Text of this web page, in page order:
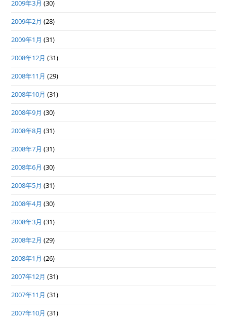
2009年3月 (30)
2009年2月 (28)
2009年1月 (31)
2008年12月 (31)
2008年11月 (29)
2008年10月 (31)
2008年9月 (30)
2008年8月 (31)
2008年7月 (31)
2008年6月 (30)
2008年5月 (31)
2008年4月 (30)
2008年3月 (31)
2008年2月 (29)
2008年1月 (26)
2007年12月 (31)
2007年11月 (31)
2007年10月 (31)